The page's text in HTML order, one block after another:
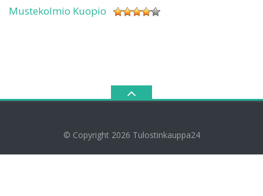
Mustekolmio Kuopio
© Copyright 2026 Tulostinkauppa24